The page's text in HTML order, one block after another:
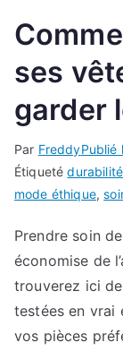
ses
garder
Par FreddyPublié
Étiquetédurabilité
mode éthique,
Prendre soin
économise de
trouverez ici
testées en vrai
vos pièces